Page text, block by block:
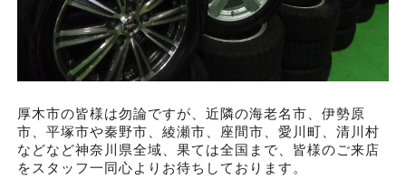
厚木市の皆様は勿論ですが、近隣の海老名市、伊勢原
市、平塚市や秦野市、綾瀬市、座間市、愛川町、清川村
などなど神奈川県全域、果ては全国まで、皆様のご来店
をスタッフ一同心よりお待ちしております。